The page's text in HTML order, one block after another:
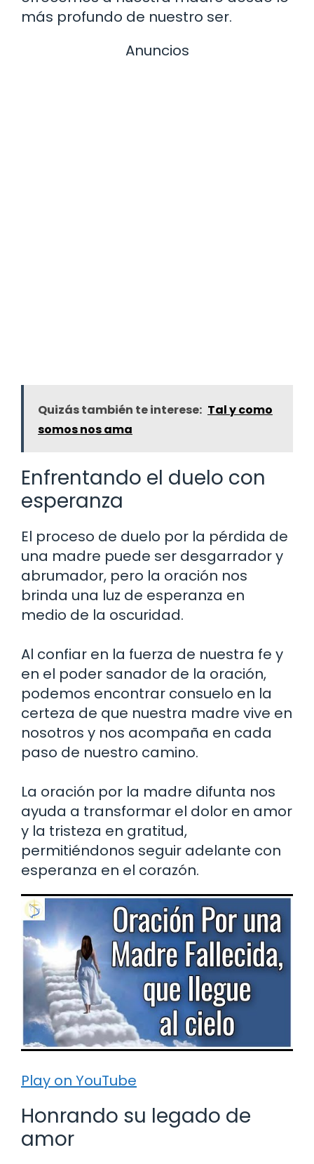
más profundo de nuestro ser.
Anuncios
Quizás también te interese: Tal y como
somos nos ama
Enfrentando el duelo con
esperanza
El proceso de duelo por la pérdida de
una madre puede ser desgarrador y
abrumador, pero la oración nos
brinda una luz de esperanza en
medio de la oscuridad.
Al confiar en la fuerza de nuestra fe y
en el poder sanador de la oración,
podemos encontrar consuelo en la
certeza de que nuestra madre vive en
nosotros y nos acompaña en cada
paso de nuestro camino.
La oración por la madre difunta nos
ayuda a transformar el dolor en amor
y la tristeza en gratitud,
permitiéndonos seguir adelante con
esperanza en el corazón.
Play on YouTube
Honrando su legado de
amor